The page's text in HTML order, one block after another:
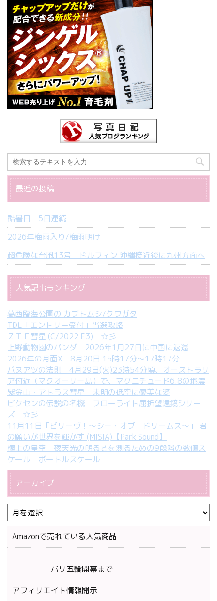
最近の投稿
酷暑日 5日連続
2026年梅雨入り/梅雨明け
超危険な台風13号 ドルフィン 沖縄接近後に九州方面へ
人気記事ランキング
葛西臨海公園の カブトムシ/クワガタ
TDL「エントリー受付」当選攻略
ＺＴＦ彗星 (C/2022 E3) ☆彡
上野動物園のパンダ 2026年1月27日に中国に返還
2026年の月面X 8月20日 15時17分～17時17分
バヌアツの法則 4月29日(火)23時54分頃、オーストラリ
ア付近（マクオーリー島）で、マグニチュード6.8の地震
紫金山・アトラス彗星 未明の低空に優美な姿
ビクセンの伝説の名機 フローライト屈折望遠鏡シリー
ズ ☆彡
11月11日「ビリーヴ！～シー・オブ・ドリームス～」 君
の願いが世界を輝かす (MISIA)【Park Sound】
極上の星空 夜天光の明るさを測るための9段階の数値ス
ケール ボートルスケール
アーカイブ
Amazonで売れている人気商品
パリ五輪開幕まで
アフィリエイト情報開示